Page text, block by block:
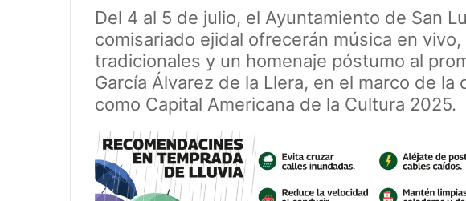
Del 4 al 5 de julio, el Ayuntamiento de San
comisariado ejidal ofrecerán música en
tradicionales y un homenaje póstumo al
García Álvarez de la Llera, en el marco de
como Capital Americana de la Cultura 2025.